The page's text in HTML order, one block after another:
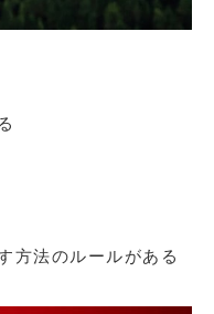
方法のルールがある